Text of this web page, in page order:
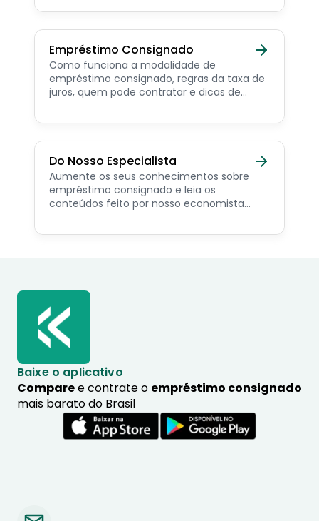
pensionista e beneficiários de programas
Empréstimo Consignado
Como funciona a modalidade de
empréstimo consignado, regras da taxa de
juros, quem pode contratar e dicas de
Do Nosso Especialista
Aumente os seus conhecimentos sobre
empréstimo consignado e leia os
conteúdos feito por nosso economista
Baixe o aplicativo
Comparee contrate o empréstimo consignado
mais barato do Brasil